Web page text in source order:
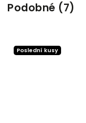
Podobné (7)
Poslední kusy